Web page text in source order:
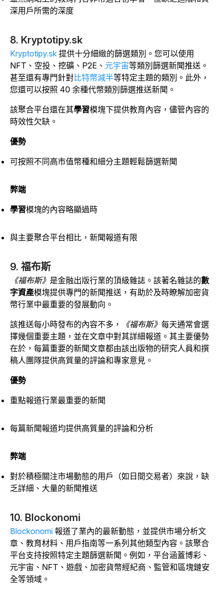
深用戶所需的深度
8. Kryptotipy.sk
Kryptotipy.sk 提供十分細緻的篩選類別。您可以使用
NFT、空投、挖礦、P2E、 元宇宙等類別篩選新聞推送。
甚至還有專門針對比特幣減半等特定主題的類別。此外，
您還可以按照 40 余種代幣類別篩選推送新聞。
該聚合平台還在其學習模塊下提供教育內容，儘管內容的
時效性欠缺。
優勢
可按照不同高市值幣種和細分主題輕鬆篩選新聞
弊端
學習模塊的內容略顯過時
與主要聚合平台相比，新聞報道有限
9. 福布斯
《福布斯》 是金融出版行業的頂級雜誌。該著名雜誌的數
字資產模塊提供專門的新聞推送，有助於及時瞭解加密貨
幣行業中最重要的發展動向。
該推送每小時發布的內容不多，
《福布斯》 每天通常會選
擇幾個重要主題，並在文章中對其詳細報道。其主要優勢
在於，每篇重要的新聞文章都由該出版物的研究人員和撰
稿人團隊提供高質量的評論和專家意見。
優勢
重點報道行業最重要的新聞
每篇新聞報道均提供高質量的評論和分析
弊端
對於積極關注市場動態的用戶（如日間交易者）來說，缺
乏詳細、大量的新聞推送
10. Blockonomi
Blockonomi 報道了業內的最新動態，並提供市場分析文
章、教育材料、用戶指南等一系列其他類型內容。該聚合
平台支持按照特定主題篩選新聞。例如，平台涵蓋博彩、
元宇宙、NFT、遊戲、加密貨幣經紀商、監管和區塊鏈安
全等領域。